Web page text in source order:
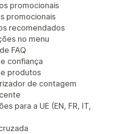
promocionais
promocionais
recomendados
no menu
FAQ
confiança
produtos
de contagem
para a UE (EN, FR, IT,